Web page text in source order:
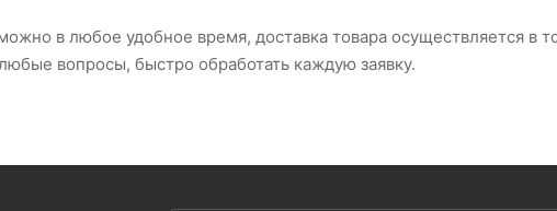
в любое удобное время, доставка товара осуществляется в
вопросы, быстро обработать каждую заявку.